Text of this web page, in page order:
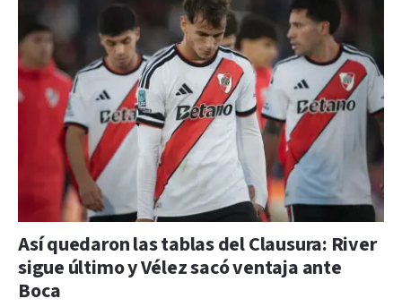
Así quedaron las tablas del Clausura: River
sigue último y Vélez sacó ventaja ante
Boca